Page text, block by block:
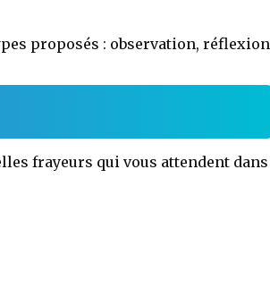
proposés : observation, réflexion
frayeurs qui vous attendent dans